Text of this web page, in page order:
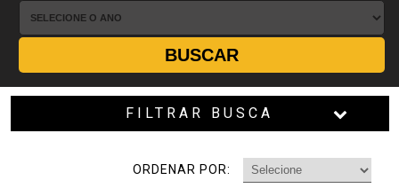
BUSCAR
FILTRAR BUSCA
ORDENAR POR: